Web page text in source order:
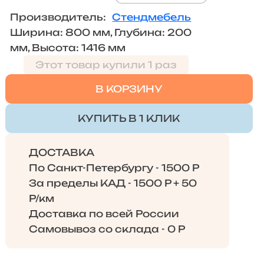
Производитель: Стендмебель
Ширина: 800 мм, Глубина: 200
мм, Высота: 1416 мм
Этот товар купили 1 раз
В КОРЗИНУ
КУПИТЬ В 1 КЛИК
ДОСТАВКА
По Санкт-Петербургу - 1500 Р
За пределы КАД - 1500 Р + 50
Р/км
Доставка по всей России
Самовывоз со склада - 0 Р